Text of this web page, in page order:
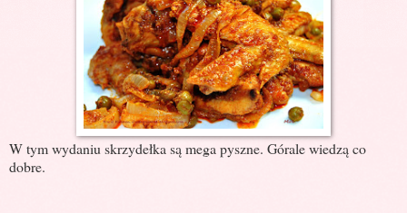
W tym wydaniu skrzydełka są mega pyszne. Górale wiedzą co
dobre.